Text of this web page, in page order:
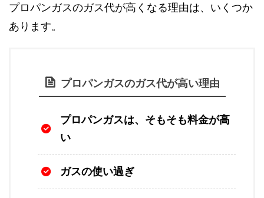
プロパンガスのガス代が高くなる理由は、いくつか
あります。
プロパンガスのガス代が高い理由
プロパンガスは、そもそも料金が高
い
ガスの使い過ぎ